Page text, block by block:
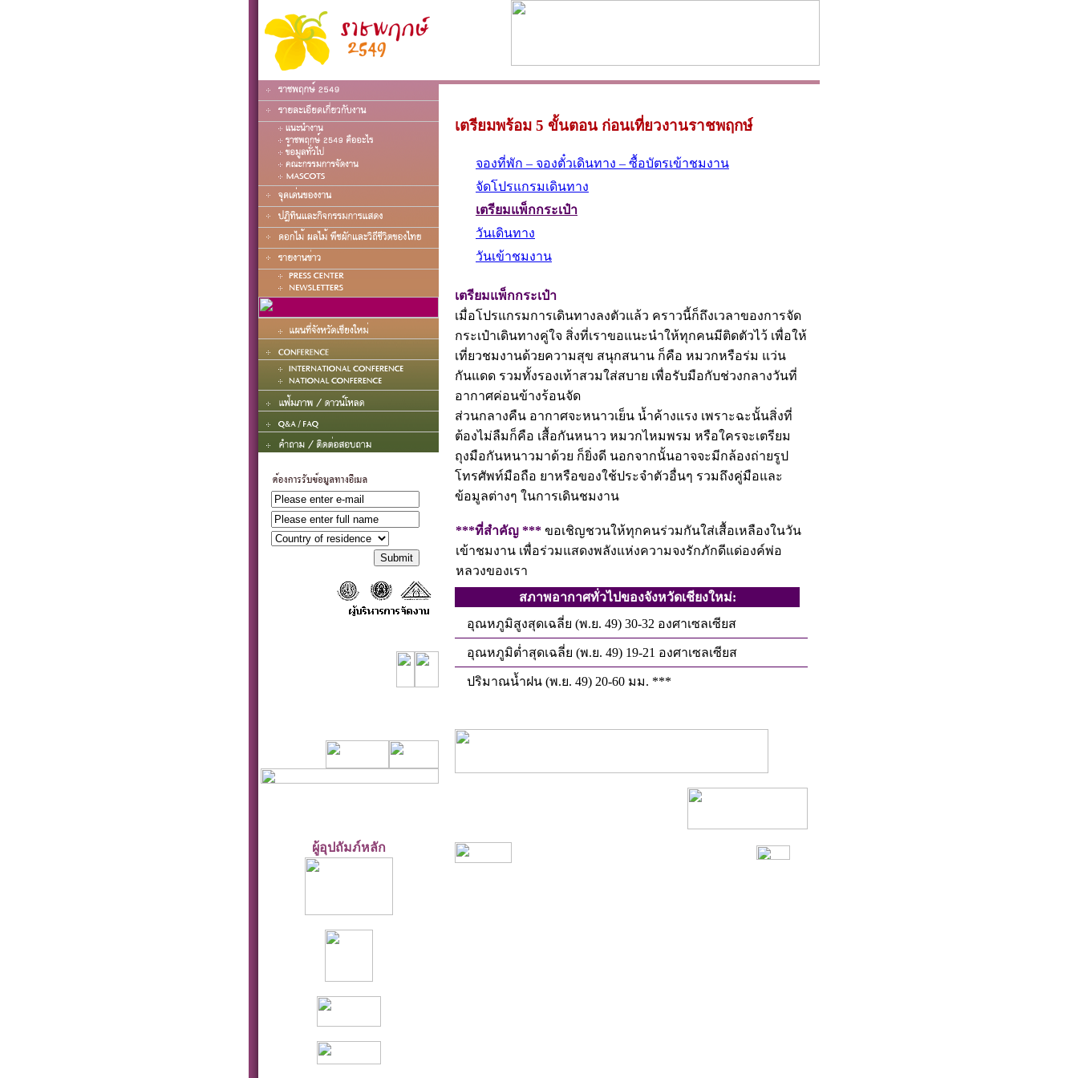
ผู้อุปถัมภ์หลัก
เตรียมพร้อม 5 ขั้นตอน ก่อนเที่ยวงานราชพฤกษ์
จองที่พัก – จองตั๋วเดินทาง – ซื้อบัตรเข้าชมงาน
จัดโปรแกรมเดินทาง
เตรียมแพ็กกระเป๋า
วันเดินทาง
วันเข้าชมงาน
เตรียมแพ็กกระเป๋า
เมื่อโปรแกรมการเดินทางลงตัวแล้ว คราวนี้ก็ถึงเวลาของการจัด
กระเป๋าเดินทางคู่ใจ สิ่งที่เราขอแนะนำให้ทุกคนมีติดตัวไว้ เพื่อให้
เที่ยวชมงานด้วยความสุข สนุกสนาน ก็คือ หมวกหรือร่ม แว่น
กันแดด รวมทั้งรองเท้าสวมใส่สบาย เพื่อรับมือกับช่วงกลางวันที่
อากาศค่อนข้างร้อนจัด
ส่วนกลางคืน อากาศจะหนาวเย็น น้ำค้างแรง เพราะฉะนั้นสิ่งที่
ต้องไม่ลืมก็คือ เสื้อกันหนาว หมวกไหมพรม หรือใครจะเตรียม
ถุงมือกันหนาวมาด้วย ก็ยิ่งดี นอกจากนั้นอาจจะมีกล้องถ่ายรูป
โทรศัพท์มือถือ ยาหรือของใช้ประจำตัวอื่นๆ รวมถึงคู่มือและ
ข้อมูลต่างๆ ในการเดินชมงาน
***ที่สำคัญ *** ขอเชิญชวนให้ทุกคนร่วมกันใส่เสื้อเหลืองในวัน
เข้าชมงาน เพื่อร่วมแสดงพลังแห่งความจงรักภักดีแด่องค์พ่อ
หลวงของเรา
สภาพอากาศทั่วไปของจังหวัดเชียงใหม่:
อุณหภูมิสูงสุดเฉลี่ย (พ.ย. 49) 30-32 องศาเซลเซียส
อุณหภูมิต่ำสุดเฉลี่ย (พ.ย. 49) 19-21 องศาเซลเซียส
ปริมาณน้ำฝน (พ.ย. 49) 20-60 มม. ***